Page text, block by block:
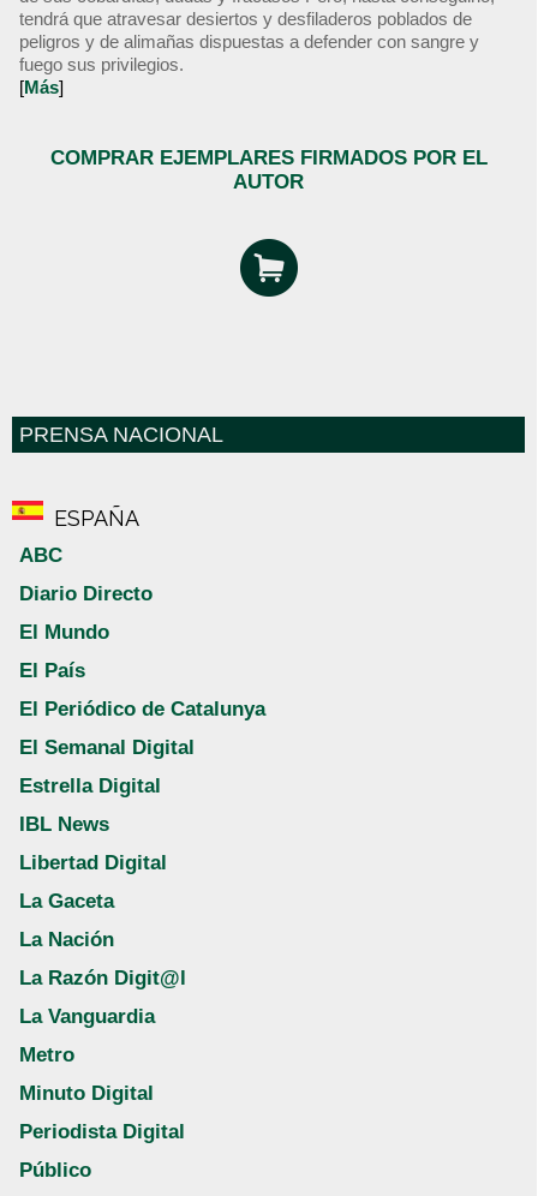
tendrá que atravesar desiertos y desfiladeros poblados de
peligros y de alimañas dispuestas a defender con sangre y
fuego sus privilegios.
[Más]
COMPRAR EJEMPLARES FIRMADOS POR EL
AUTOR
PRENSA NACIONAL
ESPAÑA
ABC
Diario Directo
El Mundo
El País
El Periódico de Catalunya
El Semanal Digital
Estrella Digital
IBL News
Libertad Digital
La Gaceta
La Nación
La Razón Digit@l
La Vanguardia
Metro
Minuto Digital
Periodista Digital
Público